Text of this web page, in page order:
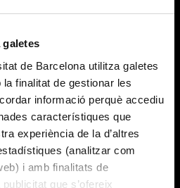
de Barcelona utilitza galetes
finalitat de gestionar les
informació perquè accediu
característiques que
experiència de la d’altres
(analitzar com
i amb finalitats de
que s’ofereix